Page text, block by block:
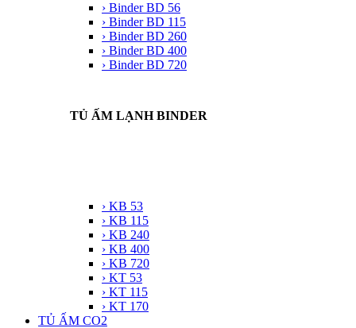
› Binder BD 56
› Binder BD 115
› Binder BD 260
› Binder BD 400
› Binder BD 720
TỦ ẤM LẠNH BINDER
› KB 53
› KB 115
› KB 240
› KB 400
› KB 720
› KT 53
› KT 115
› KT 170
TỦ ẤM CO2